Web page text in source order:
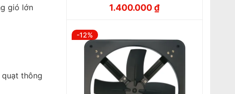
gió lớn
thông
Giá
1.400.000₫
Giá
1.400.000 ₫.
-12%